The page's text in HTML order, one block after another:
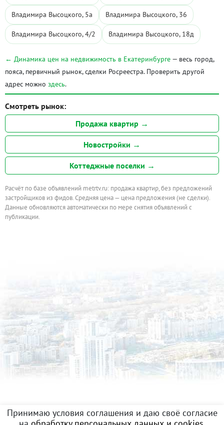
Владимира Высоцкого, 5а Владимира Высоцкого, 36
Владимира Высоцкого, 4/2 Владимира Высоцкого, 18д
← Динамика цен на недвижимость в Екатеринбурге — весь город,
пояса, первичный рынок, сделки Росреестра. Проверить другой
адрес можно здесь.
Смотреть рынок:
Продажа квартир →
Новостройки →
Коттеджные поселки →
Расчёт по базе объявлений metrtv.ru: продажа квартир, без предложений
застройщиков из фидов. Средняя цена — цена предложения (не сделки).
Данные обновляются автоматически по мере снятия объявлений с
публикации.
Принимаю условия соглашения и даю своё согласие